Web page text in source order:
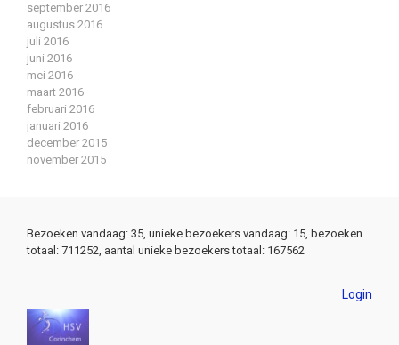
september 2016
augustus 2016
juli 2016
juni 2016
mei 2016
maart 2016
februari 2016
januari 2016
december 2015
november 2015
Bezoeken vandaag: 35, unieke bezoekers vandaag: 15, bezoeken
totaal: 711252, aantal unieke bezoekers totaal: 167562
Login